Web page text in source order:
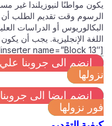
يكون مواطنًا لنيوزيلندا غير
الرسوم وقت تقديم الطلب
البكالوريوس أو الدراسات
اللغة الإنجليزية. يجب
[adinserter name=”Block 13″]
انضم الى جروبنا
نزولها
انضم ايضا الى
فور نزولها